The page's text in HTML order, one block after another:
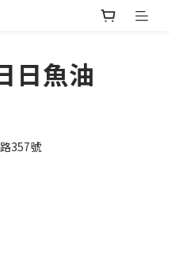
日魚油
357號